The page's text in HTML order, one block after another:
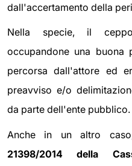
dall'accertamento della
Nella specie, il
occupandone una buona
percorsa dall'attore ed
preavviso e/o
da parte dell'ente pubblico.
Anche in un altro
21398/2014 della